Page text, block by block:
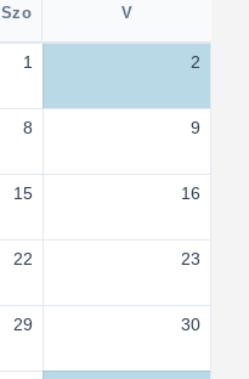
Szo V
1 2
8 9
15 16
22 23
29 30